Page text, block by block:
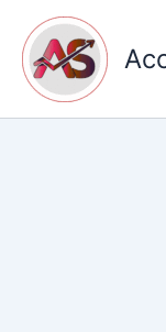
content